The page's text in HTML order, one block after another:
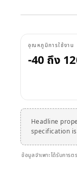
AFT 1080GF
AFT 1200GF
AFT 2064WF
ดูเพิ่มเติม
กระจกและเซรา
พลาสติก (ไม่รว
เบอร์กลาส
อุณหภูมิการใช้งาน
-40 ถึง
Headline
specification
ข้อมูลจำเพาะได้รับการ